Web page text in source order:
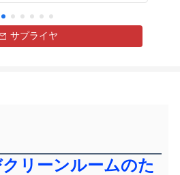
サプライヤ
リーンルームのた